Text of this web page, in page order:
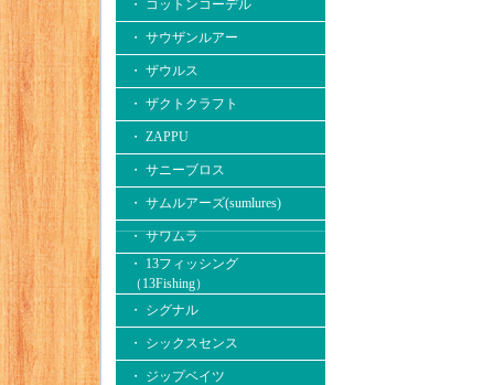
・ コットンコーデル
・ サウザンルアー
・ ザウルス
・ ザクトクラフト
・ ZAPPU
・ サニーブロス
・ サムルアーズ(sumlures)
・ サワムラ
・ 13フィッシング
（13Fishing）
・ シグナル
・ シックスセンス
・ ジップベイツ